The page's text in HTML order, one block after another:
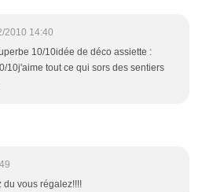
2010 14:40
10/10idée de déco assiette :
10j'aime tout ce qui sors des sentiers
du vous régalez!!!!